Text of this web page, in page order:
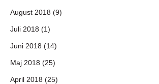
August 2018 (9)
Juli 2018 (1)
Juni 2018 (14)
Maj 2018 (25)
April 2018 (25)